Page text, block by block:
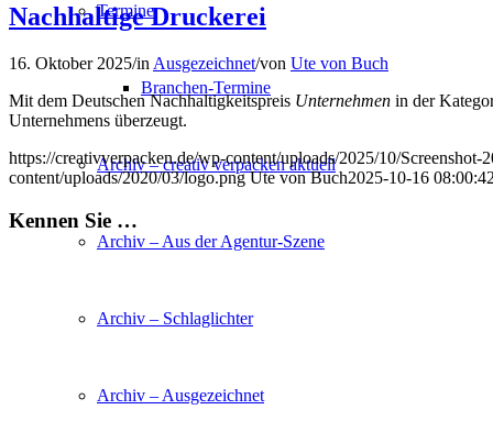
Termine
Branchen-Termine
Archiv – creativ verpacken aktuell
Archiv – Aus der Agentur-Szene
Archiv – Schlaglichter
Archiv – Ausgezeichnet
Nachhaltige Druckerei
16. Oktober 2025/in Ausgezeichnet/von Ute von Buch
Mit dem Deutschen Nachhaltigkeitspreis Unternehmen in der
Unternehmens überzeugt.
https://creativverpacken.de/wp-content/uploads/2025/10/
content/uploads/2020/03/logo.png Ute von Buch2025-10-16 08:00:42
Kennen Sie …